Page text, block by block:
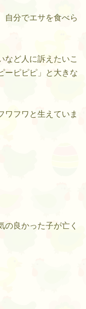
自分でエサを食べら
など人に訴えたいこ
ーピピピ」と大きな
ワフワと生えていま
の良かった子が亡く